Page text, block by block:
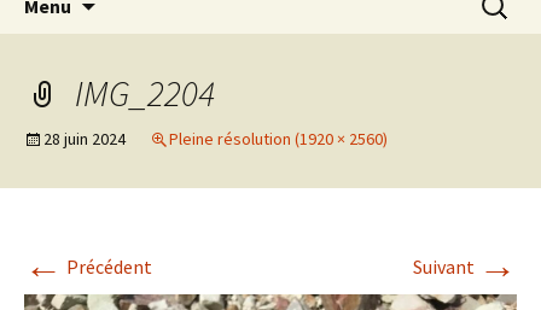
Menu
IMG_2204
28 juin 2024 Pleine résolution (1920 × 2560)
← Précédent Suivant →